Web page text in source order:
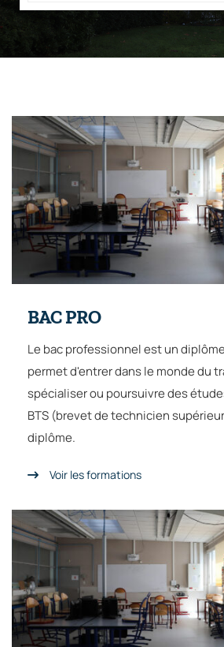
BAC PRO
Le bac professionnel est un
permet d'entrer dans le monde du
spécialiser ou poursuivre des
BTS (brevet de technicien
diplôme.
Voir les formations